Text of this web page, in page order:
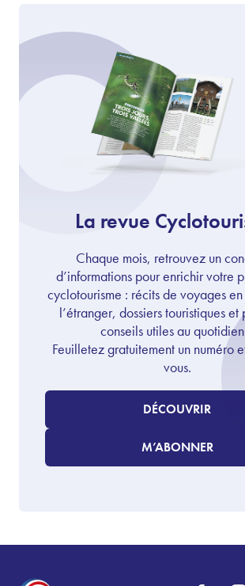
La revue
Chaque mois, retrouvez un
d’informations pour enrichir votre
cyclotourisme : récits de voyages
l’étranger, dossiers touristiques et
conseils utiles au
Feuilletez gratuitement un numéro
vous.
DÉCOUVRIR
M’ABONNER